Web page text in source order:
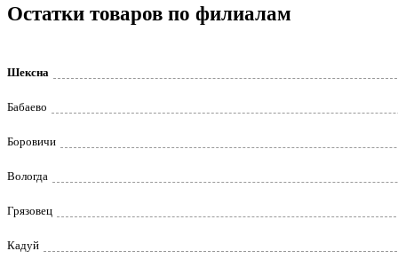
Остатки товаров по филиалам
Шексна
Бабаево
Боровичи
Вологда
Грязовец
Кадуй